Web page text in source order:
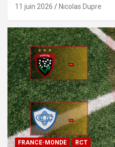
11 juin 2026 Nicolas Dupre
FRANCE-MONDE RCT